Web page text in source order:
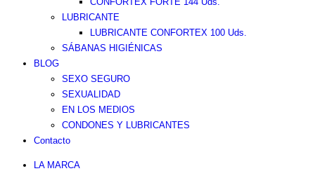
LUBRICANTE
LUBRICANTE CONFORTEX 100 Uds.
SÁBANAS HIGIÉNICAS
BLOG
SEXO SEGURO
SEXUALIDAD
EN LOS MEDIOS
CONDONES Y LUBRICANTES
Contacto
LA MARCA